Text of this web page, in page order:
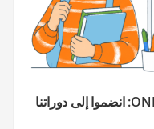
العودة إلى المدرسة مع ONLYOFFICE: انضموا إلى دوراتنا